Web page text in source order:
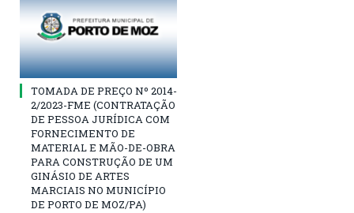
TOMADA DE PREÇO Nº 2014-
2/2023-FME (CONTRATAÇÃO
DE PESSOA JURÍDICA COM
FORNECIMENTO DE
MATERIAL E MÃO-DE-OBRA
PARA CONSTRUÇÃO DE UM
GINÁSIO DE ARTES
MARCIAIS NO MUNICÍPIO
DE PORTO DE MOZ/PA)